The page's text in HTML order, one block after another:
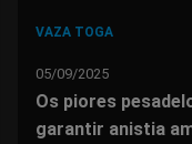
VAZA TOGA
05/09/2025
Os piores
garantir anistia